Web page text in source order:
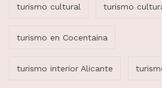
turismo cultural turismo
turismo en Cocentaina
turismo interior Alicante